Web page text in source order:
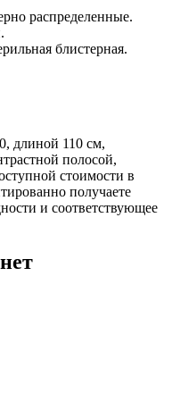
распределенные.
блистерная.
длиной 110 см,
полосой,
стоимости в
получаете
и соответствующее